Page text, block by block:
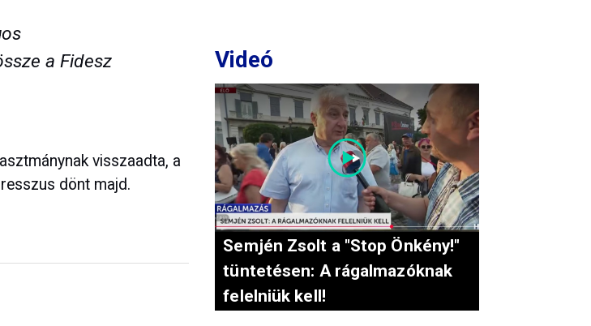
a Fidesz
visszaadta, a
dönt majd.
Videó
Semjén Zsolt a "Stop Önkény!"
tüntetésen: A rágalmazóknak
felelniük kell!